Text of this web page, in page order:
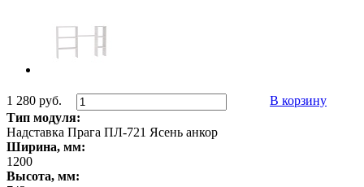
1 280 руб.
В корзину
Тип модуля:
Надставка Прага ПЛ-721 Ясень анкор
Ширина, мм:
1200
Высота, мм: